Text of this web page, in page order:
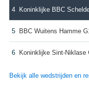
4 Koninklijke BBC
5 BBC Wuitens Hamme
6 Koninklijke Sint-Niklase
Bekijk alle wedstrijden en